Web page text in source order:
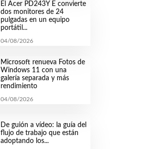
El Acer PD243Y E convierte
dos monitores de 24
pulgadas en un equipo
portátil...
04/08/2026
Microsoft renueva Fotos de
Windows 11 con una
galería separada y más
rendimiento
04/08/2026
De guión a vídeo: la guía del
flujo de trabajo que están
adoptando los...